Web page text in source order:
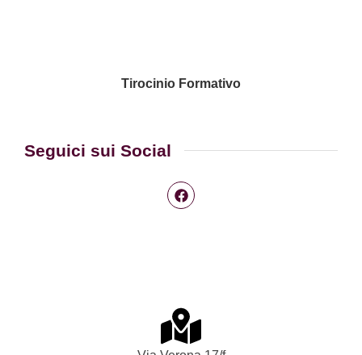
Tirocinio Formativo
Seguici sui Social